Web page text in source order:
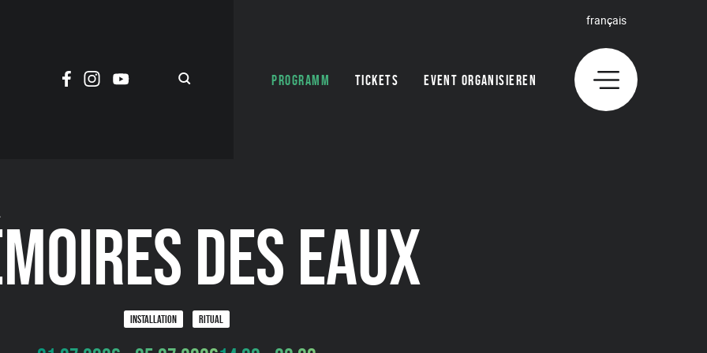
PROGRAMM TICKETS EVENT ORGANISIEREN
français
DES EAUX
INSTALLATION RITUAL